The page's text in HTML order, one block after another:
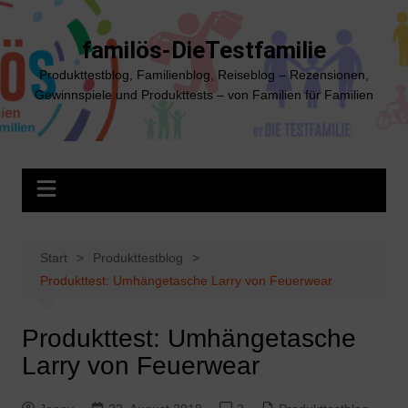
Zum
springen
familös-DieTestfamilie
Produkttestblog, Familienblog, Reiseblog – Rezensionen,
Gewinnspiele und Produkttests – von Familien für Familien
Start
Produkttestblog
Produkttest: Umhängetasche Larry von Feuerwear
Produkttest: Umhängetasche
Larry von Feuerwear